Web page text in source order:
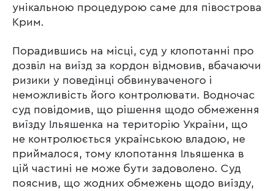
унікальною процедурою саме для півострова
Крим.
Порадившись на місці, суд у клопотанні про
дозвіл на виїзд за кордон відмовив, вбачаючи
ризики у поведінці обвинуваченого і
неможливість його контролювати. Водночас
суд повідомив, що рішення щодо обмеження
виїзду Ільяшенка на територію України, що
не контролюється українською владою, не
приймалося, тому клопотання Ільяшенка в
цій частині не може бути задоволено. Суд
пояснив, що жодних обмежень щодо виїзду,